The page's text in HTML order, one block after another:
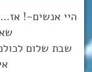
היי אנשים~!
שבת שלום